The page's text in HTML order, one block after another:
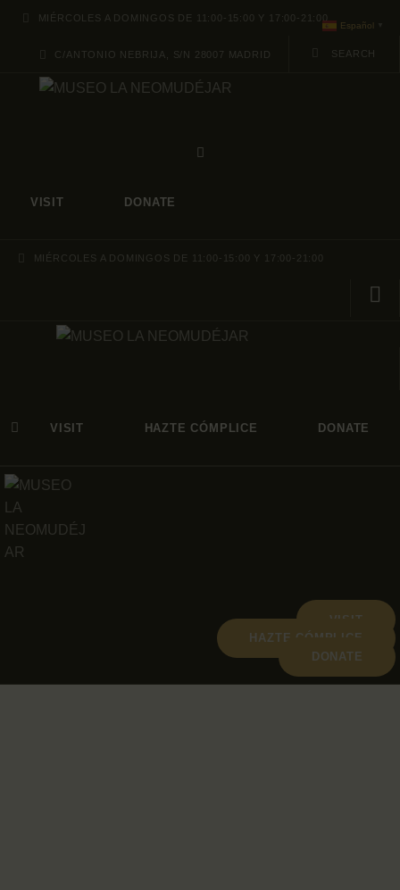
MIÉRCOLES A DOMINGOS DE 11:00-15:00 Y 17:00-21:00
C/ANTONIO NEBRIJA, S/N 28007 MADRID
VISIT DONATE
MIÉRCOLES A DOMINGOS DE 11:00-15:00 Y 17:00-21:00
VISIT HAZTE CÓMPLICE DONATE
VISIT
HAZTE CÓMPLICE
DONATE
ABOUT
PROGRAMACION
Español